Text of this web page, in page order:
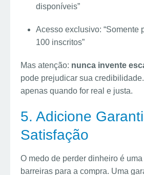
disponíveis”
Acesso exclusivo: “Somente
100 inscritos”
Mas atenção: nunca invente
pode prejudicar sua
apenas quando for real e justa.
5. Adicione
Satisfação
O medo de perder dinheiro é
barreiras para a compra. Uma